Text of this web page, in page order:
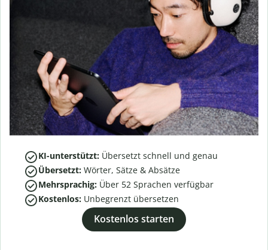
KI-unterstützt: Übersetzt schnell und genau
Übersetzt: Wörter, Sätze & Absätze
Mehrsprachig: Über 52 Sprachen verfügbar
Kostenlos: Unbegrenzt übersetzen
Kostenlos starten